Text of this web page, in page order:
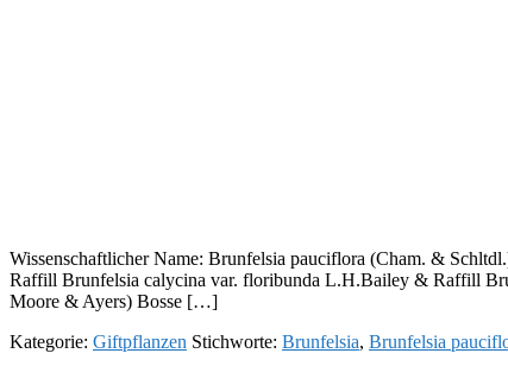
Wissenschaftlicher Name: Brunfelsia pauciflora (Cham. &
Raffill Brunfelsia calycina var. floribunda L.H.Bailey & Raffill
Moore & Ayers) Bosse […]
Kategorie: Giftpflanzen Stichworte: Brunfelsia, Brunfelsia